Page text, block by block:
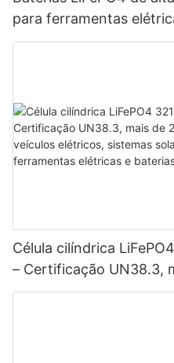
para ferramentas
Célula cilíndrica
– Certificação UN38.3,
potência para veículos